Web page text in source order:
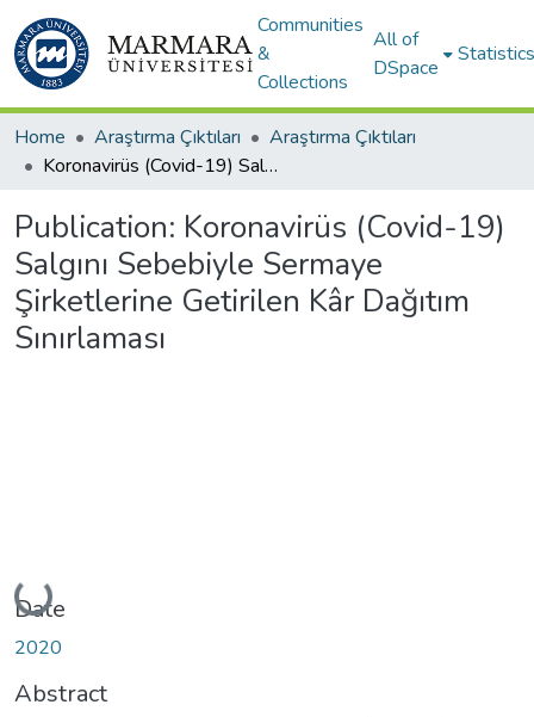
Communities
&
Collections
All of
DSpace
Statistics
Home Araştırma Çıktıları
Araştırma Çıktıları
Koronavirüs (Covid-19) Salgını Sebebiyle Sermaye Şirketlerine Getirilen Kâr Dağıtım Sınırlaması
Publication: Koronavirüs (Covid-19)
Salgını Sebebiyle Sermaye
Şirketlerine Getirilen Kâr Dağıtım
Sınırlaması
Loading...
Date
2020
Abstract